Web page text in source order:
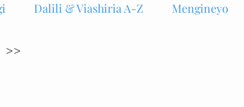
Dalili & Viashiria A-Z Mengineyo
>>